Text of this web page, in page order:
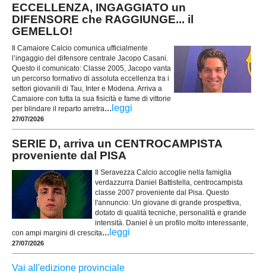
ECCELLENZA, INGAGGIATO un
DIFENSORE che RAGGIUNGE... il
GEMELLO!
Il Camaiore Calcio comunica ufficialmente
l’ingaggio del difensore centrale Jacopo Casani.
Questo il comunicato: Classe 2005, Jacopo vanta
un percorso formativo di assoluta eccellenza tra i
settori giovanili di Tau, Inter e Modena. Arriva a
Camaiore con tutta la sua fisicità e fame di vittorie
per blindare il reparto arretra... leggi
27/07/2026
SERIE D, arriva un CENTROCAMPISTA
proveniente dal PISA
Il Seravezza Calcio accoglie nella famiglia
verdazzurra Daniel Battistella, centrocampista
classe 2007 proveniente dal Pisa. Questo
l'annuncio: Un giovane di grande prospettiva,
dotato di qualità tecniche, personalità e grande
intensità. Daniel è un profilo molto interessante,
con ampi margini di crescita... leggi
27/07/2026
Vai all'edizione provinciale